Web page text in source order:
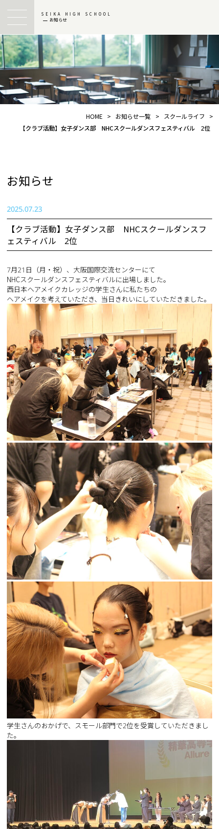
SEIKA HIGH SCHOOL
お知らせ
HOME > お知らせ一覧 > スクールライフ
>
【クラブ活動】女子ダンス部 NHCスクールダンスフェスティバル 2位
お知らせ
2025.07.23
【クラブ活動】女子ダンス部 NHCスクールダンスフ
ェスティバル 2位
7月21日（月・祝）、大阪国際交流センターにて
NHCスクールダンスフェスティバルに出場しました。
西日本ヘアメイクカレッジの学生さんに私たちの
ヘアメイクを考えていただき、当日きれいにしていただきました。
学生さんのおかげで、スモール部門で2位を受賞していただきまし
た。